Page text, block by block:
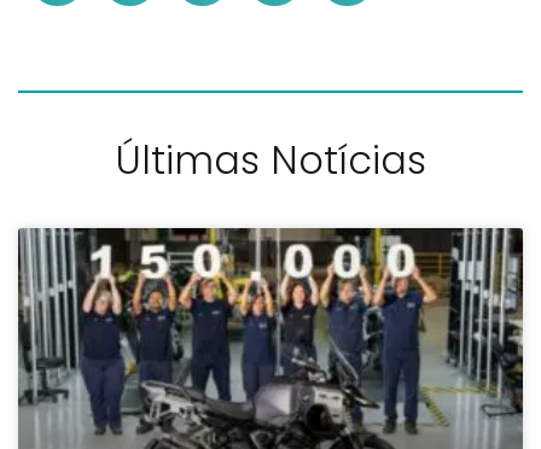
Últimas Notícias